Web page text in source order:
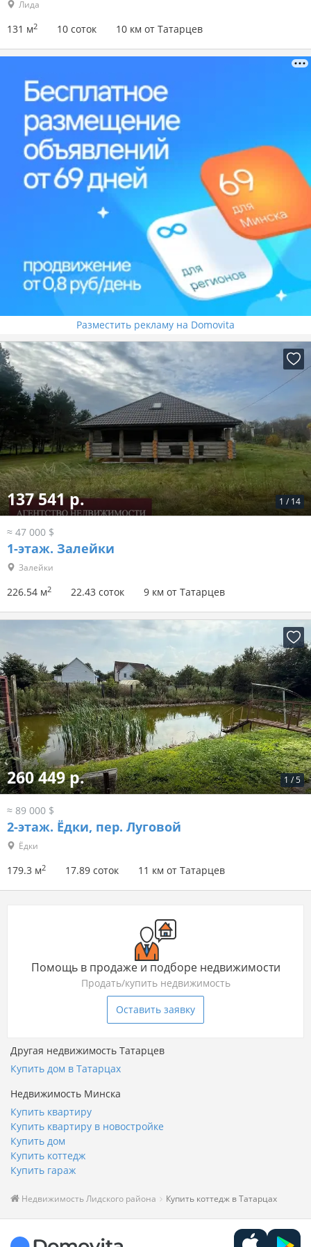
Лида
131 м2 10 соток 10 км от Татарцев
Разместить рекламу на Domovita
1 / 14
137 541 р.
≈ 47 000 $
1-этаж. Залейки
Залейки
226.54 м2 22.43 соток 9 км от Татарцев
1 /5
260 449 р.
≈ 89 000 $
2-этаж. Ёдки, пер. Луговой
Ёдки
179.3 м2 17.89 соток 11 км от Татарцев
Помощь в продаже и подборе недвижимости
Продать/купить недвижимость
Оставить заявку
Другая недвижимость Татарцев
Купить дом в Татарцах
Недвижимость Минска
Купить квартиру
Купить квартиру в новостройке
Купить дом
Купить коттедж
Купить гараж
Недвижимость Лидского района Купить коттедж в Татарцах